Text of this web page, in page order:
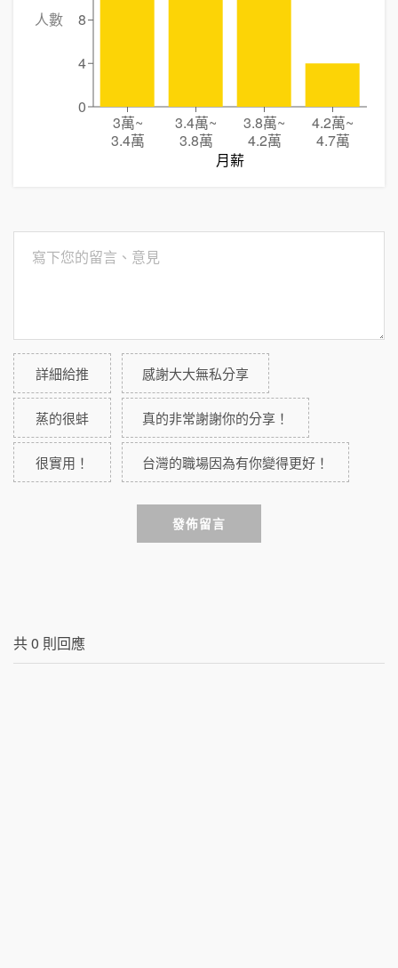
3萬~
3.4萬
3.4萬~
3.8萬
3.8萬~
4.2萬
4.2萬~
4.7萬
月薪
0
4
8
人數
詳細給推 感謝大大無私分享
蒸的很蚌 真的非常謝謝你的分享！
很實用！ 台灣的職場因為有你變得更好！
發佈留言
共0 則回應